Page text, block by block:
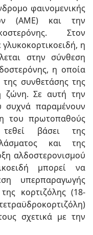
φαινομενικής
(AME) και την
Στον
η
στην σύνθεση
η οποία
συνθετάσης της
ζώνη. Σε αυτή την
συχνά παραμένουν
του πρωτοπαθούς
τεθεί βάσει της
και της
αλδοστερονισμού
μπορεί να
υπερπαραγωγής
κορτιζόλης (18-
σχετικά με την